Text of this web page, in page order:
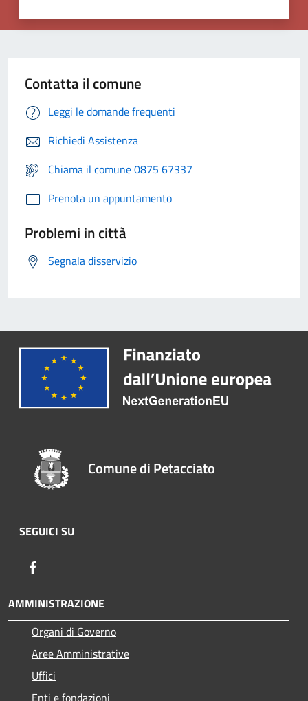
Contatta il comune
Leggi le domande frequenti
Richiedi Assistenza
Chiama il comune 0875 67337
Prenota un appuntamento
Problemi in città
Segnala disservizio
Comune di Petacciato
SEGUICI SU
AMMINISTRAZIONE
Organi di Governo
Aree Amministrative
Uffici
Enti e fondazioni